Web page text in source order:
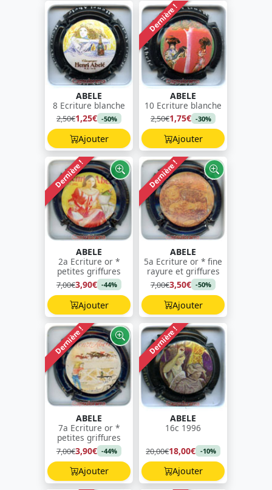
ABELE
8 Ecriture blanche
2,50€1,25€ -50%
Ajouter
Dernière !
ABELE
10 Ecriture blanche
2,50€1,75€ -30%
Ajouter
Dernière !
ABELE
2a Ecriture or *
petites griffures
7,00€3,90€ -44%
Ajouter
Dernière !
ABELE
5a Ecriture or * fine
rayure et griffures
7,00€3,50€ -50%
Ajouter
Dernière !
ABELE
7a Ecriture or *
petites griffures
7,00€3,90€ -44%
Ajouter
Dernière !
ABELE
16c 1996
20,00€18,00€ -10%
Ajouter